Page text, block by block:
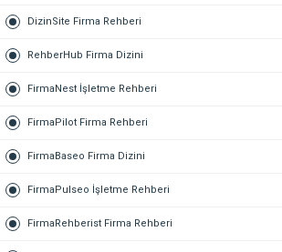
DizinSite Firma Rehberi
RehberHub Firma Dizini
FirmaNest İşletme Rehberi
FirmaPilot Firma Rehberi
FirmaBaseo Firma Dizini
FirmaPulseo İşletme Rehberi
FirmaRehberist Firma Rehberi